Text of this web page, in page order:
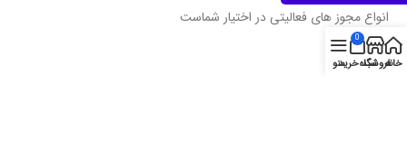
انواع مجوز های فعالیتی در اختیار شماست
خانهفروشگاه
0
سبد خریدمنو